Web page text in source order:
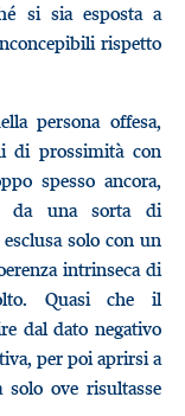
si sia esposta a
rispetto
persona offesa,
di prossimità con
spesso ancora,
da una sorta di
solo con un
intrinseca di
Quasi che il
dal dato negativo
per poi aprirsi a
solo ove risultasse